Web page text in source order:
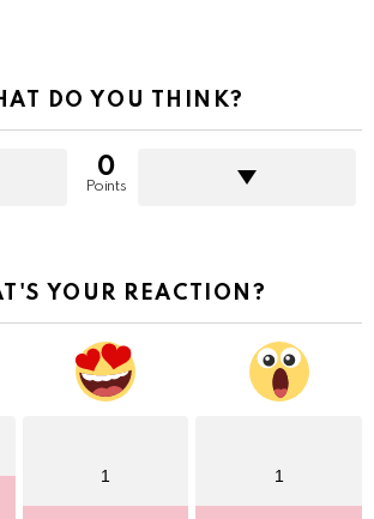
DO YOU THINK?
0
Points
YOUR REACTION?
1 1